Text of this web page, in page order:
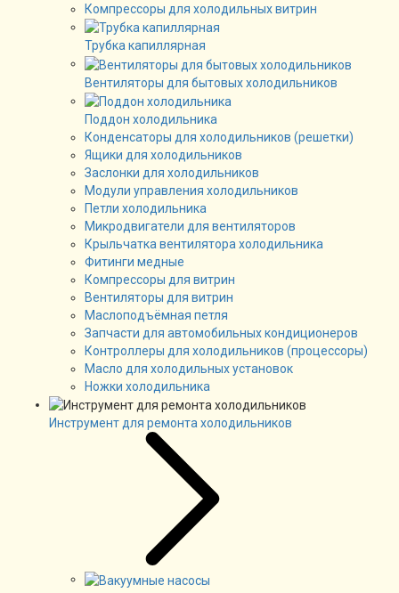
Компрессоры для холодильных витрин
Трубка капиллярная
Вентиляторы для бытовых холодильников
Поддон холодильника
Конденсаторы для холодильников (решетки)
Ящики для холодильников
Заслонки для холодильников
Модули управления холодильников
Петли холодильника
Микродвигатели для вентиляторов
Крыльчатка вентилятора холодильника
Фитинги медные
Компрессоры для витрин
Вентиляторы для витрин
Маслоподъёмная петля
Запчасти для автомобильных кондиционеров
Контроллеры для холодильников (процессоры)
Масло для холодильных установок
Ножки холодильника
Инструмент для ремонта холодильников